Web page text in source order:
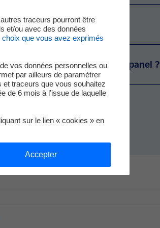
dans les panels ?
étapes pour rester dans un panel ?
traceurs pourront être
et/ou avec des données
choix que vous avez exprimés
vos données personnelles ou
par ailleurs de paramétrer
et traceurs que vous souhaitez
de 6 mois à l’issue de laquelle
sur le lien « cookies » en
Accepter